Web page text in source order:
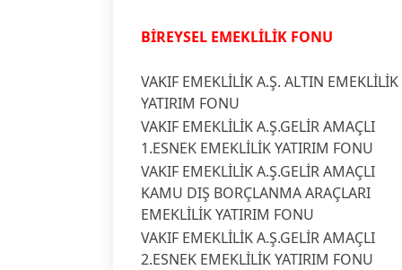
BİREYSEL EMEKLİLİK FONU
VAKIF EMEKLİLİK A.Ş. ALTIN EMEKLİLİK
YATIRIM FONU
VAKIF EMEKLİLİK A.Ş.GELİR AMAÇLI
1.ESNEK EMEKLİLİK YATIRIM FONU
VAKIF EMEKLİLİK A.Ş.GELİR AMAÇLI
KAMU DIŞ BORÇLANMA ARAÇLARI
EMEKLİLİK YATIRIM FONU
VAKIF EMEKLİLİK A.Ş.GELİR AMAÇLI
2.ESNEK EMEKLİLİK YATIRIM FONU